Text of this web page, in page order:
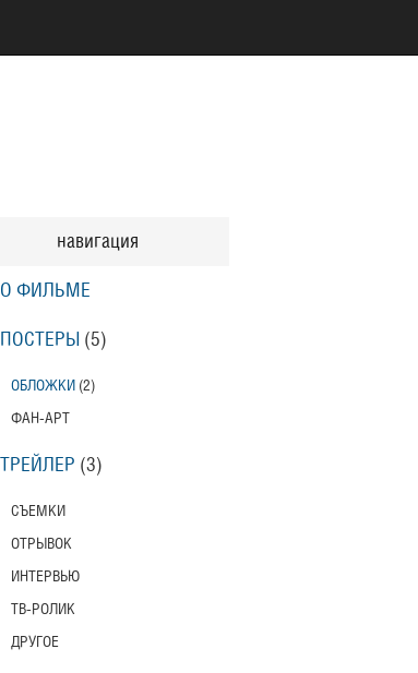
навигация
О ФИЛЬМЕ
ПОСТЕРЫ (5)
ОБЛОЖКИ (2)
ФАН-АРТ
ТРЕЙЛЕР (3)
СЪЕМКИ
ОТРЫВОК
ИНТЕРВЬЮ
ТВ-РОЛИК
ДРУГОЕ